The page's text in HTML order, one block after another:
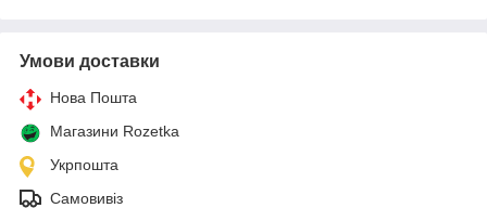
Умови доставки
Нова Пошта
Магазини Rozetka
Укрпошта
Самовивіз